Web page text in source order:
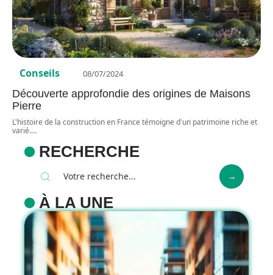
Conseils 08/07/2024
Découverte approfondie des origines de Maisons
Pierre
L'histoire de la construction en France témoigne d'un patrimoine riche et
varié.…
RECHERCHE
À LA UNE